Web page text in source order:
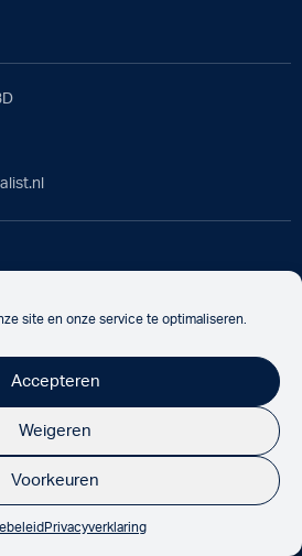
site en onze service te optimaliseren.
Accepteren
Weigeren
Voorkeuren
Privacyverklaring